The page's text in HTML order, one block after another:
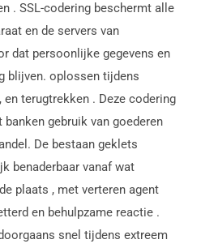
. SSL-codering beschermt alle
en de servers van
dat persoonlijke gegevens en
blijven. oplossen tijdens
terugtrekken . Deze codering
gebruik van goederen
De bestaan geklets
benaderbaar vanaf wat
plaats , met verteren agent
en behulpzame reactie .
snel tijdens extreem